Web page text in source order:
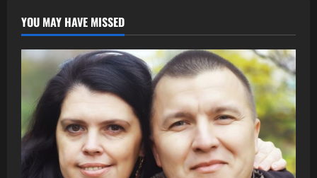
YOU MAY HAVE MISSED